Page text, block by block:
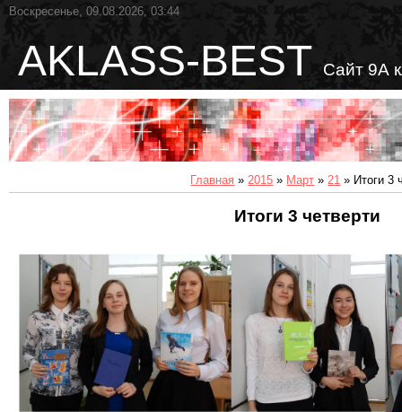
Воскресенье, 09.08.2026, 03:44
AKLASS-BEST Сайт 9А
Главная » 2015 » Март » 21 » Итоги 3
Итоги 3 четверти